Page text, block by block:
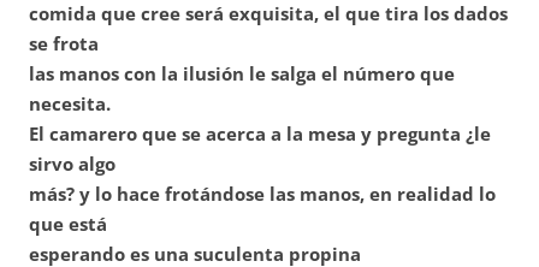
comida que cree será exquisita, el que tira los dados
se frota
las manos con la ilusión le salga el número que
necesita.
El camarero que se acerca a la mesa y pregunta ¿le
sirvo algo
más? y lo hace frotándose las manos, en realidad lo
que está
esperando es una suculenta propina